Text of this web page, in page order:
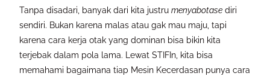
Tanpa disadari, banyak dari kita justrumenyabotase diri
sendiri. Bukan karena malas atau gak mau maju, tapi
karena cara kerja otak yang dominan bisa bikin kita
terjebak dalam pola lama. Lewat STIFIn, kita bisa
memahami bagaimana tiap Mesin Kecerdasan punya cara